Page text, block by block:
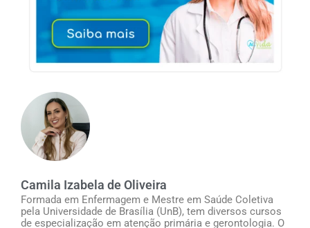
Camila Izabela de Oliveira
Formada em Enfermagem e Mestre em Saúde Coletiva
pela Universidade de Brasília (UnB), tem diversos cursos
de especialização em atenção primária e gerontologia. O